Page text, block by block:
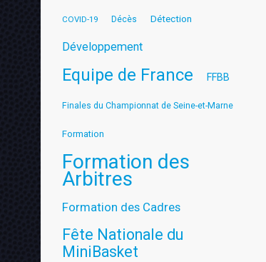
COVID-19 Décès Détection
Développement
Equipe de France FFBB
Finales du Championnat de Seine-et-Marne
Formation
Formation des
Arbitres
Formation des Cadres
Fête Nationale du
MiniBasket